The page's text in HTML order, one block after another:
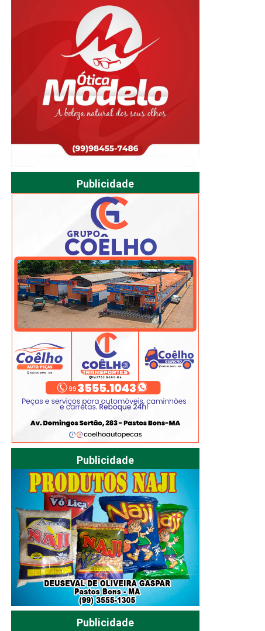
Publicidade
Publicidade
Publicidade